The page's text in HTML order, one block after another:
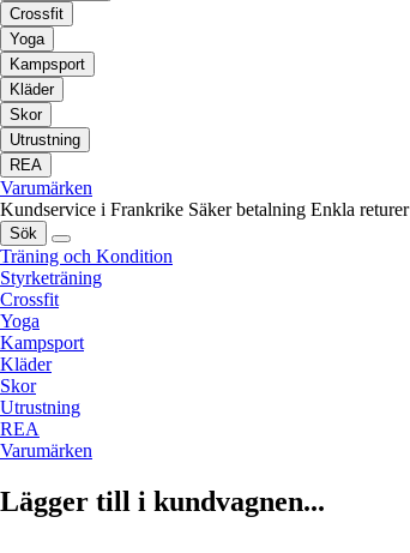
Crossfit
Yoga
Kampsport
Kläder
Skor
Utrustning
REA
Varumärken
Kundservice i Frankrike Säker betalning Enkla returer
Sök
Träning och Kondition
Styrketräning
Crossfit
Yoga
Kampsport
Kläder
Skor
Utrustning
REA
Varumärken
Lägger till i kundvagnen...